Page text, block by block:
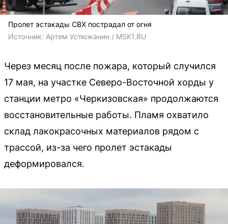
Пролет эстакады СВХ пострадал от огня
Источник: Артем Устюжанин / MSK1.RU
Через месяц после пожара, который случился
17 мая, на участке Северо-Восточной хорды у
станции метро «Черкизовская» продолжаются
восстановительные работы. Пламя охватило
склад лакокрасочных материалов рядом с
трассой, из-за чего пролет эстакады
деформировался.